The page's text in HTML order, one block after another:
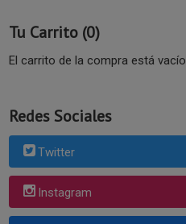
Tu Carrito (0)
El carrito de la compra está vacío
Redes Sociales
Twitter
Instagram